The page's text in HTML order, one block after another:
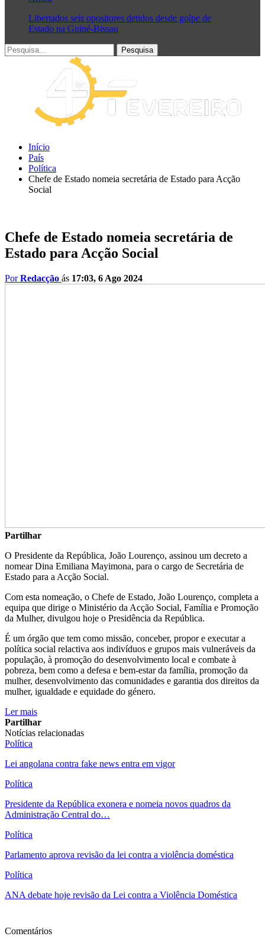
Libertados seis opositores detidos desde golpe de
Estado na Guiné-Bissau
Início
País
Política
Chefe de Estado nomeia secretária de Estado para Acção
Social
Chefe de Estado nomeia secretária de
Estado para Acção Social
PorRedacção ás 17:03, 6 Ago 2024
Partilhar
O Presidente da República, João Lourenço, assinou um decreto a
nomear Dina Emiliana Mayimona, para o cargo de Secretária de
Estado para a Acção Social.
Com esta nomeação, o Chefe de Estado, João Lourenço, completa a
equipa que dirige o Ministério da Acção Social, Família e Promoção
da Mulher, divulgou hoje o Presidência da República.
É um órgão que tem como missão, conceber, propor e executar a
política social relactiva aos indivíduos e grupos mais vulneráveis da
população, à promoção do desenvolvimento local e combate à
pobreza, bem como a defesa e bem-estar da família, promoção da
mulher, desenvolvimento das comunidades e garantia dos direitos da
mulher, igualdade e equidade do género.
Ler mais
Partilhar
Notícias relacionadas
Política
Lei angolana contra fake news entra em vigor
Política
Presidente da República exonera e nomeia novos quadros da
Administração Central do…
Política
Parlamento aprova revisão da lei contra a violência doméstica
Política
ANA debate hoje revisão da Lei contra a Violência Doméstica
Comentários